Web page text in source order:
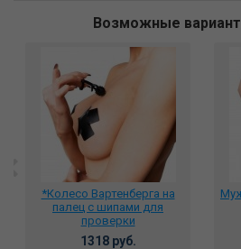
Возможные
*Колесо Вартенберга на
палец с шипами для
проверки
чувствительности, 742-12
1318 руб.